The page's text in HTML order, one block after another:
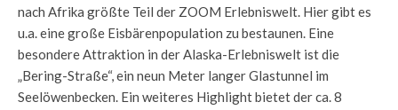
nach Afrika größte Teil der ZOOM Erlebniswelt. Hier gibt es
u.a. eine große Eisbärenpopulation zu bestaunen. Eine
besondere Attraktion in der Alaska-Erlebniswelt ist die
„Bering-Straße“, ein neun Meter langer Glastunnel im
Seelöwenbecken. Ein weiteres Highlight bietet der ca. 8